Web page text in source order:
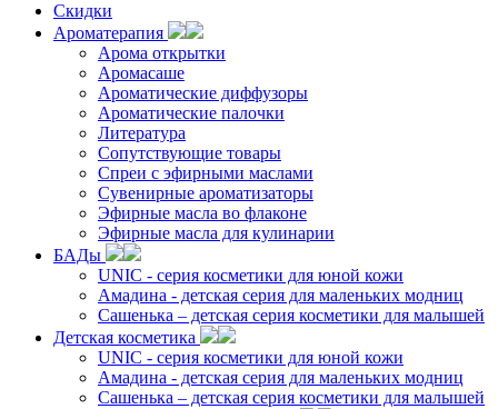
Скидки
Ароматерапия
Арома открытки
Аромасаше
Ароматические диффузоры
Ароматические палочки
Литература
Сопутствующие товары
Спреи с эфирными маслами
Сувенирные ароматизаторы
Эфирные масла во флаконе
Эфирные масла для кулинарии
БАДы
UNIC - серия косметики для юной кожи
Амадина - детская серия для маленьких модниц
Сашенька – детская серия косметики для малышей
Детская косметика
UNIC - серия косметики для юной кожи
Амадина - детская серия для маленьких модниц
Сашенька – детская серия косметики для малышей